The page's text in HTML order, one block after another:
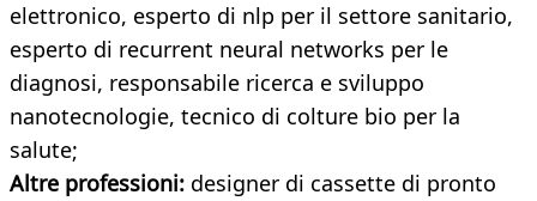
elettronico, esperto di nlp per il settore sanitario,
esperto di recurrent neural networks per le
diagnosi, responsabile ricerca e sviluppo
nanotecnologie, tecnico di colture bio per la
salute;
Altre professioni: designer di cassette di pronto